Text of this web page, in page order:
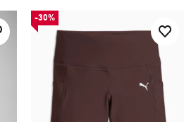
-30%